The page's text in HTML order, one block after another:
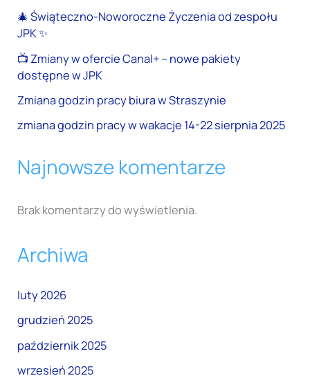
🎄 Świąteczno-Noworoczne Życzenia od zespołu
JPK ✨
📺 Zmiany w ofercie Canal+ – nowe pakiety
dostępne w JPK
Zmiana godzin pracy biura w Straszynie
zmiana godzin pracy w wakacje 14-22 sierpnia 2025
Najnowsze komentarze
Brak komentarzy do wyświetlenia.
Archiwa
luty 2026
grudzień 2025
październik 2025
wrzesień 2025